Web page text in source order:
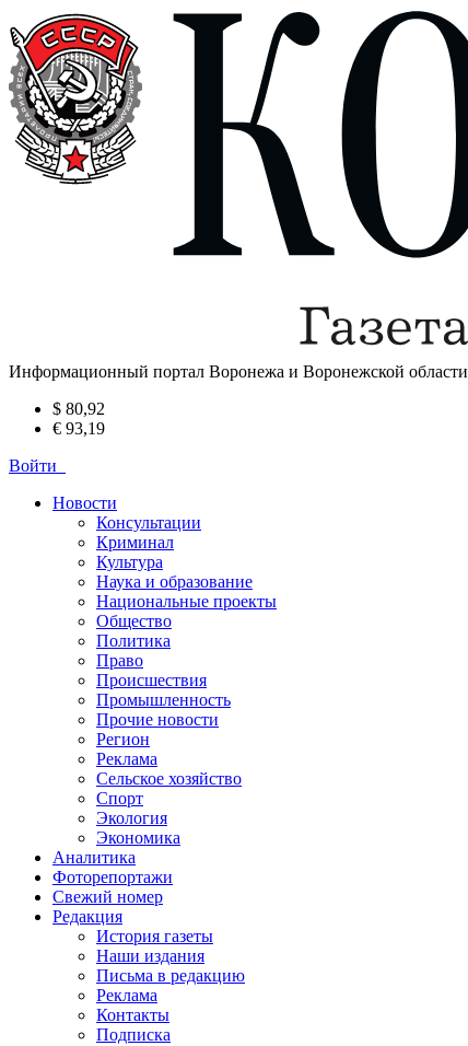
Информационный портал Воронежа и Воронежской области
$ 80,92
€ 93,19
Войти
Новости
Консультации
Криминал
Культура
Наука и образование
Национальные проекты
Общество
Политика
Право
Происшествия
Промышленность
Прочие новости
Регион
Реклама
Сельское хозяйство
Спорт
Экология
Экономика
Аналитика
Фоторепортажи
Свежий номер
Редакция
История газеты
Наши издания
Письма в редакцию
Реклама
Контакты
Подписка